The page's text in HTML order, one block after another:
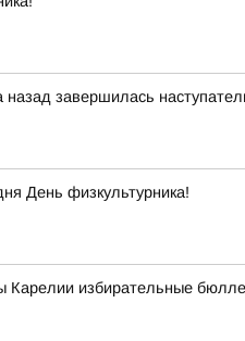
завершилась
День физкультурника!
Карелии избирательные